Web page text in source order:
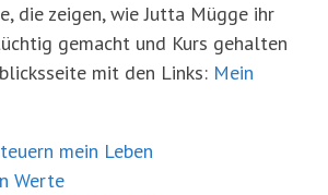
die zeigen, wie Jutta Mügge ihr
gemacht und Kurs gehalten
mit den Links: Mein
mein Leben
Werte